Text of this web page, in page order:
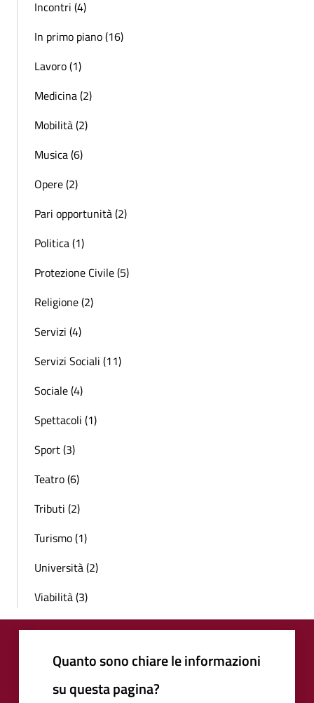
Incontri (4)
In primo piano (16)
Lavoro (1)
Medicina (2)
Mobilità (2)
Musica (6)
Opere (2)
Pari opportunità (2)
Politica (1)
Protezione Civile (5)
Religione (2)
Servizi (4)
Servizi Sociali (11)
Sociale (4)
Spettacoli (1)
Sport (3)
Teatro (6)
Tributi (2)
Turismo (1)
Università (2)
Viabilità (3)
Quanto sono chiare le informazioni
su questa pagina?